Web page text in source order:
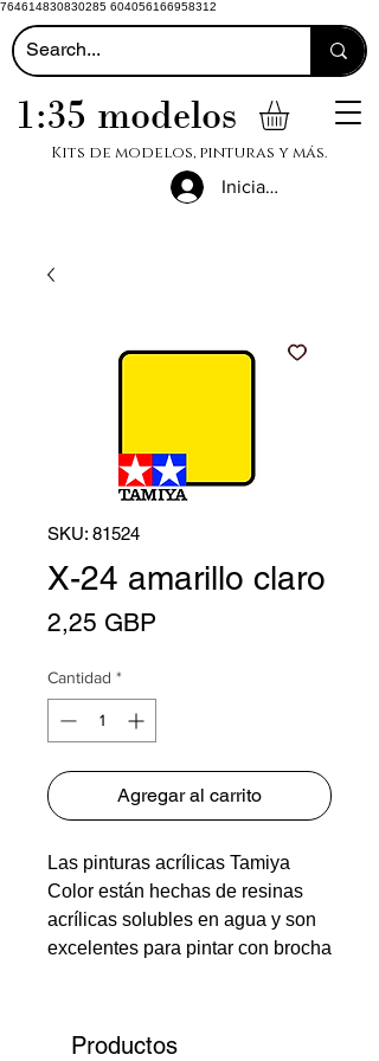
764614830830285 604056166958312
1:35 modelos
Kits de modelos, pinturas y más.
Iniciar sesión
SKU: 81524
X-24 amarillo claro
2,25 GBP
Cantidad *
Agregar al carrito
Las pinturas acrílicas Tamiya
Color están hechas de resinas
acrílicas solubles en agua y son
excelentes para pintar con brocha
estirol, espuma de poliestireno,
Productos